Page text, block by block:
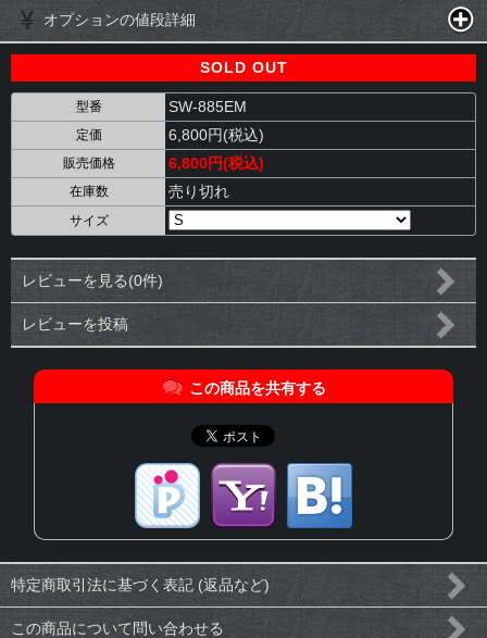
オプションの値段詳細
SOLD OUT
型番 SW-885EM
定価 6,800円(税込)
販売価格 6,800円(税込)
在庫数 売り切れ
サイズ
レビューを見る(0件)
レビューを投稿
この商品を共有する
特定商取引法に基づく表記 (返品など)
この商品について問い合わせる